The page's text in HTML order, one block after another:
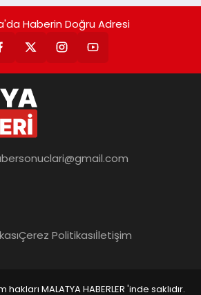
Haberin Doğru Adresi
Çerez Politikasıİletişim
MALATYA HABERLER 'inde saklıdır.